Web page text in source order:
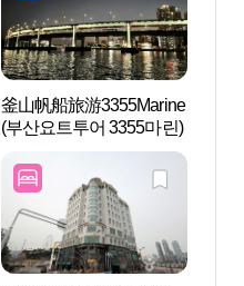
釜山帆船旅游3355Marine
(부산요트투어 3355마린)